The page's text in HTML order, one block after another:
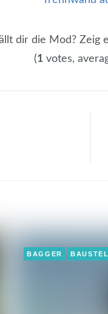
dir die Mod? Zeig
(1votes,
BAGGER